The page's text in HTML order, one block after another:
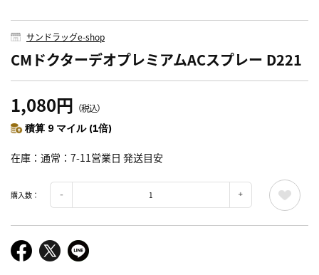
サンドラッグe-shop
CMドクターデオプレミアムACスプレー D221
1,080円 （税込）
積算 9 マイル (1倍)
在庫 通常：7-11営業日 発送目安
購入数：